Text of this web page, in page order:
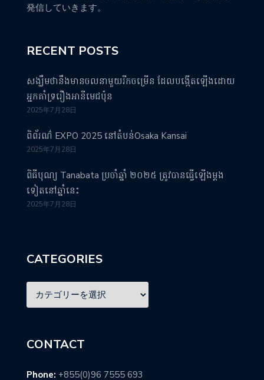
発信していきます。
RECENT POSTS
សង្ឃឹមថានឹងមានចលនាមួយរីកចម្រើន ដែលបង្កើតឡើងដោយ
អ្នកគាំទ្ររឿងអានីមេជប៉ុន
2025年7月28日
ពិព័រណ៌ EXPO 2025 នៅតំបន់Osaka Kansai
2025年7月28日
ពិធីបុណ្យ Tanabata ប្រចាំឆ្នាំ ២០២៥ ត្រូវបានធ្វើឡើងម្តង
ទៀតនៅឆ្នាំនេះ
2025年7月28日
CATEGORIES
CONTACT
Phone: +855(0)96 7555 693